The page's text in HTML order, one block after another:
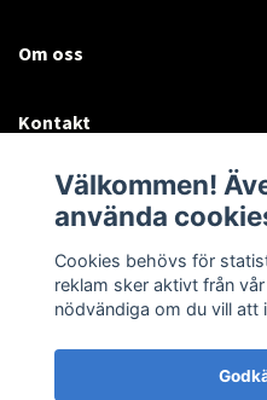
Om oss
Kontakt
Mer information:
Sociala medier
Välkommen!
använda
Cookies behövs för
reklam sker aktivt från
nödvändiga om du vill att